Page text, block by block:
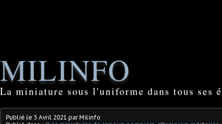
MILINFO
La miniature sous l'uniforme dans tous ses
Publié le 5 Avril 2021 par Milinfo